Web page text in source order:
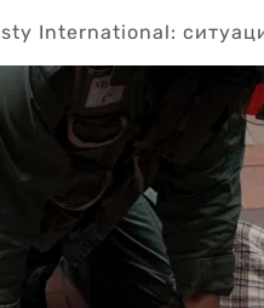
International: